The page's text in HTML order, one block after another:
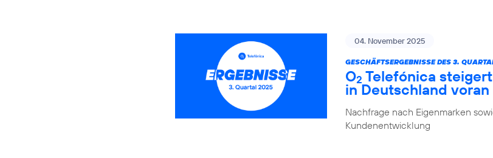
04. November 2025
GESCHÄFTSERGEBNISSE DES 3.
O2 Telefónica
in Deutschland voran
Nachfrage nach Eigenmarken
Kundenentwicklung